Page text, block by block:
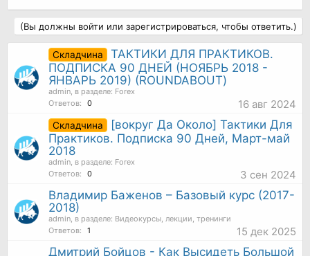
(Вы должны войти или зарегистрироваться, чтобы ответить.)
Складчина
ТАКТИКИ ДЛЯ ПРАКТИКОВ.
ПОДПИСКА 90 ДНЕЙ (НОЯБРЬ 2018 -
ЯНВАРЬ 2019) (ROUNDABOUT)
admin , в разделе: Forex
Ответов:
0 16 авг 2024
Складчина
[вокруг Да Около] Тактики Для
Практиков. Подписка 90 Дней, Март-май
2018
admin , в разделе: Forex
Ответов:
0 3 сен 2024
Владимир Баженов – Базовый курс (2017-
2018)
admin , в разделе: Видеокурсы, лекции, тренинги
Ответов:
1 15 дек 2025
Дмитрий Бойцов - Как Высидеть Большой